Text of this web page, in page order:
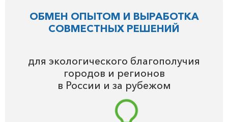
ОБМЕН ОПЫТОМ И ВЫРАБОТКА
СОВМЕСТНЫХ РЕШЕНИЙ
для экологического благополучия
городов и регионов
в России и за рубежом